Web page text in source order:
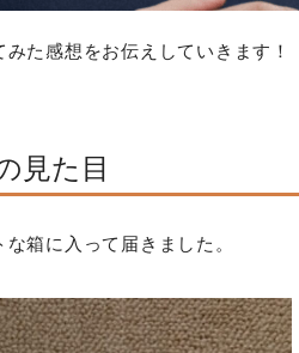
た感想をお伝えしていきます！
見た目
箱に入って届きました。